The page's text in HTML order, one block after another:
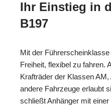
Ihr Einstieg in
B197
Mit der
Freiheit, flexibel zu fahren.
Krafträder der Klassen
andere Fahrzeuge erlaubt
schließt Anhänger mit